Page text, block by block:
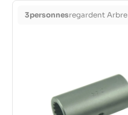
3personnesregardent Arbre